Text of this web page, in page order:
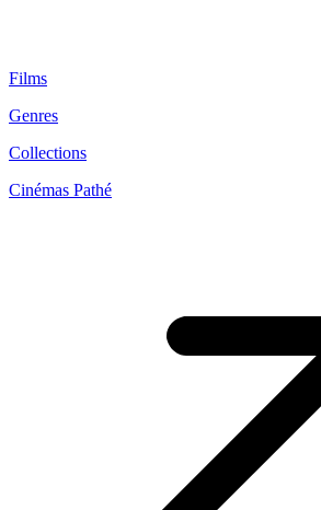
Films
Genres
Collections
Cinémas Pathé